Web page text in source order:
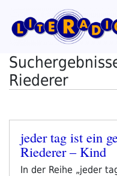
Inhalt
springen
Riederer
Veröffentlicht
am
jeder tag ist ein
Riederer – Kind
In der Reihe „jeder